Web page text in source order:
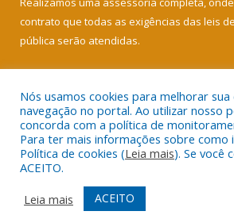
contrato que todas as exigências das leis
pública serão atendidas.
Todos os direitos reservados a Câmara
Mapa do Site
Acessar Área
Acessar Webmail
Nós usamos cookies para melhorar sua
navegação no portal. Ao utilizar nosso
concorda com a política de
Para ter mais informações sobre como
Política de cookies (Leia mais). Se você
ACEITO.
Leia mais
ACEITO